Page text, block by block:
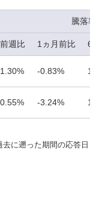
騰落率
前週比 1ヵ月前比 6
1.30% -0.83%
0.55% -3.24%
に遡った期間の応答日